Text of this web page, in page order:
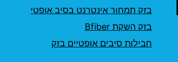
בזק תמחור אינטרנט בסיב אופטי
בזק השקת Bfiber
חבילות סיבים אופטיים בזק